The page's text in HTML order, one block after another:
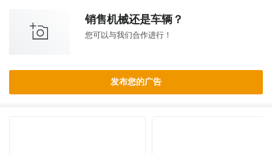
销售机械还是车辆？
您可以与我们合作进行！
发布您的广告